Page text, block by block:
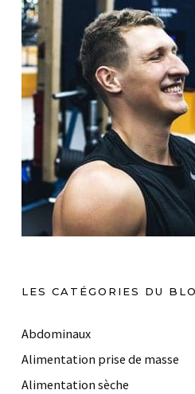
LES CATÉGORIES DU
Abdominaux
Alimentation prise de masse
Alimentation sèche